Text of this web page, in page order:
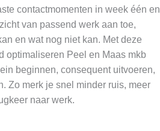
contactmomenten in week één en
van passend werk aan toe,
en wat nog niet kan. Met deze
optimaliseren Peel en Maas mkb
beginnen, consequent uitvoeren,
Zo merk je snel minder ruis, meer
naar werk.